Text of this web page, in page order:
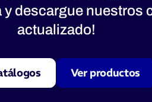
descargue nuestros
actualizado!
Ver productos